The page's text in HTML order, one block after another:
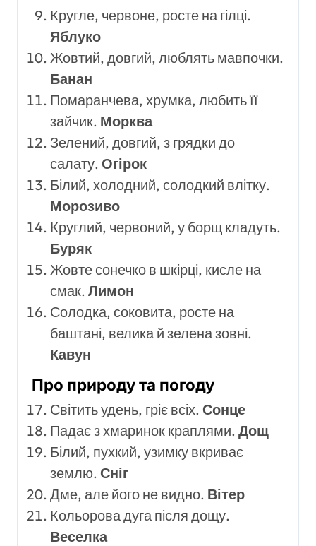
Кругле, червоне, росте на гілці.
Яблуко
Жовтий, довгий, люблять мавпочки.
Банан
Помаранчева, хрумка, любить її
зайчик. Морква
Зелений, довгий, з грядки до
салату. Огірок
Білий, холодний, солодкий влітку.
Морозиво
Круглий, червоний, у борщ кладуть.
Буряк
Жовте сонечко в шкірці, кисле на
смак. Лимон
Солодка, соковита, росте на
баштані, велика й зелена зовні.
Кавун
Про природу та погоду
Світить удень, гріє всіх. Сонце
Падає з хмаринок краплями. Дощ
Білий, пухкий, узимку вкриває
землю. Сніг
Дме, але його не видно. Вітер
Кольорова дуга після дощу.
Веселка